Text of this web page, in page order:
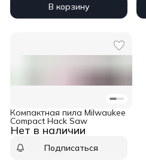
В корзину
Нет в наличии
Компактная пила Milwaukee
Compact Hack Saw
Подписаться